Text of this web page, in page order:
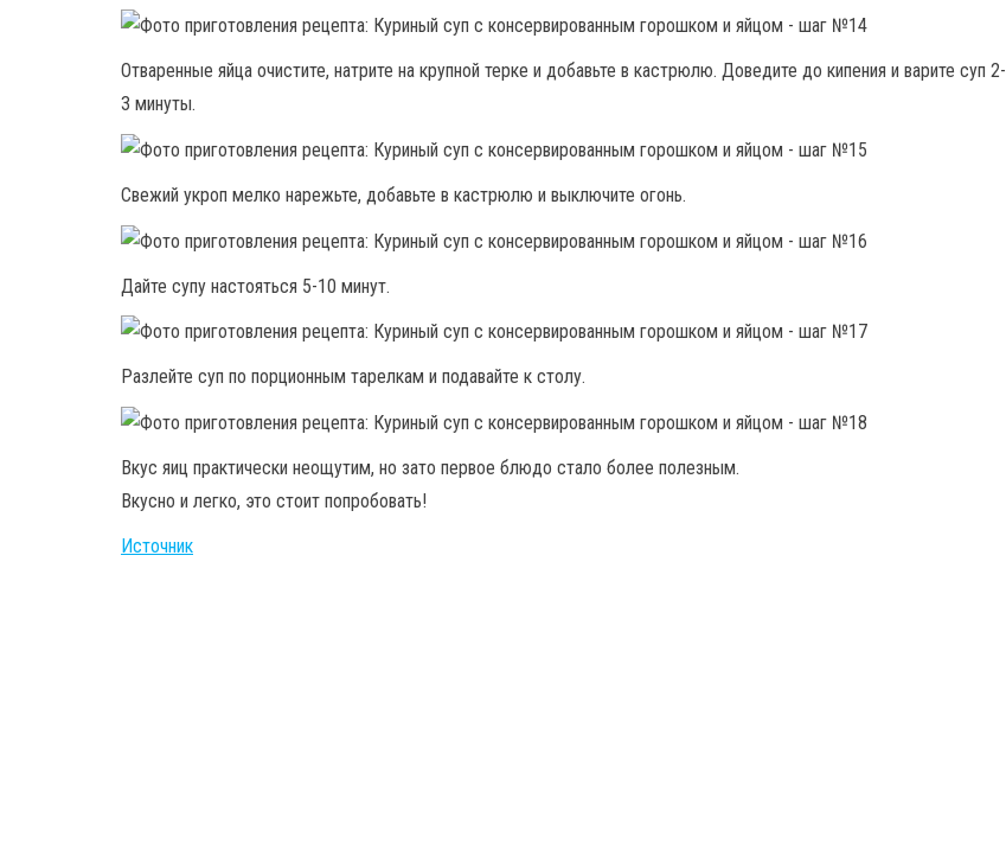
Отваренные яйца очистите, натрите на крупной терке и добавьте в кастрюлю. Доведите до кипения и варите суп 2-
3 минуты.
Свежий укроп мелко нарежьте, добавьте в кастрюлю и выключите огонь.
Дайте супу настояться 5-10 минут.
Разлейте суп по порционным тарелкам и подавайте к столу.
Вкус яиц практически неощутим, но зато первое блюдо стало более полезным.
Вкусно и легко, это стоит попробовать!
Источник